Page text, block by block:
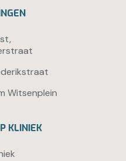
Witsenplein
KLINIEK